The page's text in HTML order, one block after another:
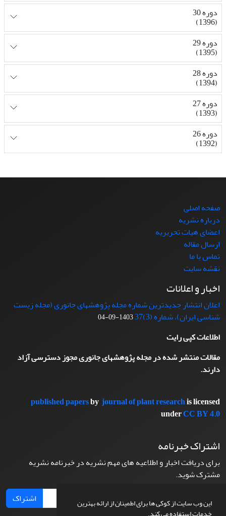
این وب سایت از کوکی ها برای اطمینان از ارائه بهترین
دوره 30
(1396)
دوره 29
(1395)
دوره 28
(1394)
دوره 27
(1393)
دوره 26
(1392)
صفحه اصلی
درباره نشریه
اعضای هیات تحریریه
ارسال مقاله
تماس با ما
نقشه سایت
اخبار و اعلانات
اعلان انتشار جدیدترین شماره مجله پژوهشهای جانوری (مجله زیست
شناسی ایران)، شماره (3)37
1403-09-04
اطلاعات کپی رایت
مقالات منتشر شده در مجله پژوهشهای جانوری مجوز دسترسی آزاد
دارند.
published papersbyjournal of plant researchis licensed
underCC BY 4.0
اشتراک خبرنامه
برای دریافت اخبار و اطلاعیه های مهم نشریه در خبرنامه نشریه
مشترک شوید.
اشتراک